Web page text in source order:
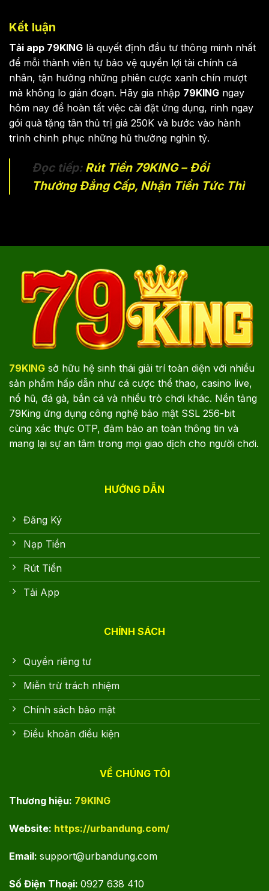
Kết luận
Tải app 79KING là quyết định đầu tư thông minh nhất
để mỗi thành viên tự bảo vệ quyền lợi tài chính cá
nhân, tận hưởng những phiên cược xanh chín mượt
mà không lo gián đoạn. Hãy gia nhập 79KING ngay
hôm nay để hoàn tất việc cài đặt ứng dụng, rinh ngay
gói quà tặng tân thủ trị giá 250K và bước vào hành
trình chinh phục những hũ thưởng nghìn tỷ.
Đọc tiếp: Rút Tiền 79KING – Đổi
Thưởng Đẳng Cấp, Nhận Tiền Tức Thì
79KING sở hữu hệ sinh thái giải trí toàn diện với nhiều
sản phẩm hấp dẫn như cá cược thể thao, casino live,
nổ hũ, đá gà, bắn cá và nhiều trò chơi khác. Nền tảng
79King ứng dụng công nghệ bảo mật SSL 256-bit
cùng xác thực OTP, đảm bảo an toàn thông tin và
mang lại sự an tâm trong mọi giao dịch cho người chơi.
HƯỚNG DẪN
Đăng Ký
Nạp Tiền
Rút Tiền
Tải App
CHÍNH SÁCH
Quyền riêng tư
Miễn trừ trách nhiệm
Chính sách bảo mật
Điều khoản điều kiện
VỀ CHÚNG TÔI
Thương hiệu: 79KING
Website: https://urbandung.com/
Email: support@urbandung.com
Số Điện Thoại: 0927 638 410